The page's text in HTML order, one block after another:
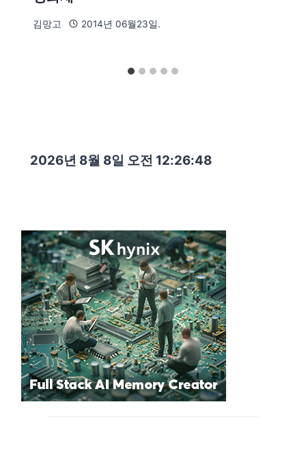
김망고 2014년 06월23일.
2026년 8월 8일 오전 12:26:49